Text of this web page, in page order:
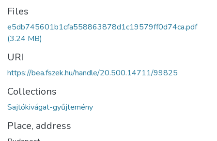
Files
e5db745601b1cfa558863878d1c19579ff0d74ca.pdf
(3.24 MB)
URI
https://bea.fszek.hu/handle/20.500.14711/99825
Collections
Sajtókivágat-gyűjtemény
Place, address